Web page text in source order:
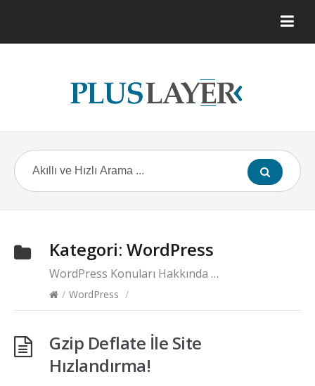
Kategori: WordPress
WordPress Konuları Hakkında …
/ WordPress /
Gzip Deflate İle Site
Hızlandırma!